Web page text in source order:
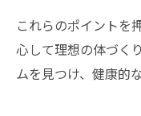
これらのポイントを
心して理想の体づく
ムを見つけ、健康的